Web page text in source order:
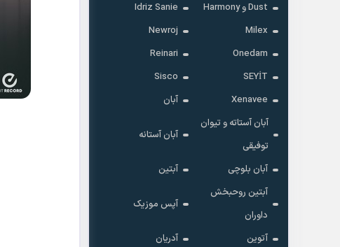
Dust و Harmony
Idriz Sanie
Milex
Newroj
Onedam
Reinari
SEYİT
Sisco
Xenavee
آبان
آبان آستاته و تیوان
توفیقی
آبان آستانه
آبان بلوچی
آبتین
آبتین روحبخش
داوران
آپس موزیک
آتوین
آدریان